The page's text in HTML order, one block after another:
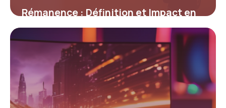
Rémanence : Définition et Impact en
Informatique
12 mai 2026